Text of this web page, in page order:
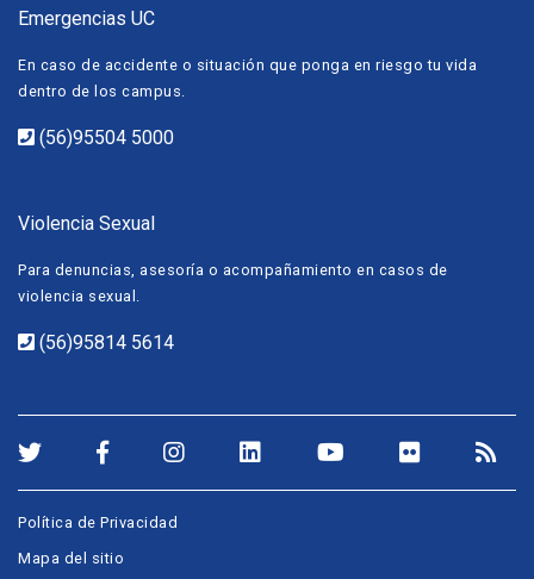
Emergencias UC
En caso de accidente o situación que ponga en riesgo tu vida
dentro de los campus.
(56)95504 5000
Violencia Sexual
Para denuncias, asesoría o acompañamiento en casos de
violencia sexual.
(56)95814 5614
Política de Privacidad
Mapa del sitio